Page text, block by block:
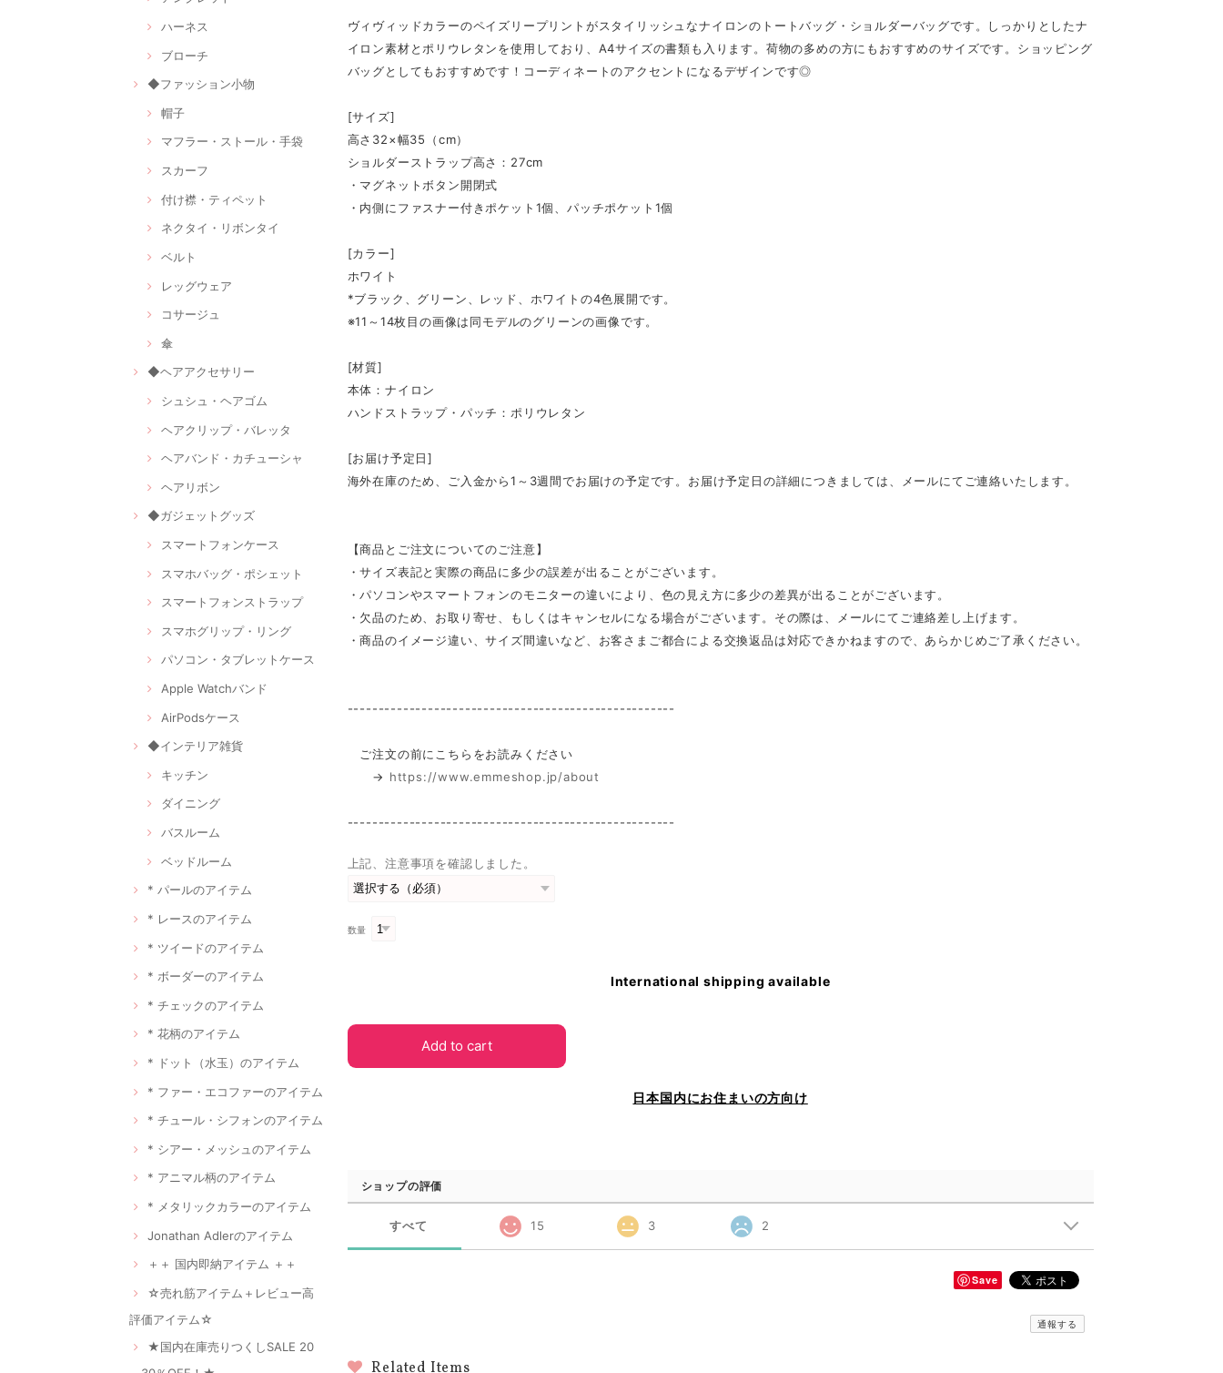
ハーネス
ブローチ
◆ファッション小物
帽子
マフラー・ストール・手袋
スカーフ
付け襟・ティペット
ネクタイ・リボンタイ
ベルト
レッグウェア
コサージュ
傘
◆ヘアアクセサリー
シュシュ・ヘアゴム
ヘアクリップ・バレッタ
ヘアバンド・カチューシャ
ヘアリボン
◆ガジェットグッズ
スマートフォンケース
スマホバッグ・ポシェット
スマートフォンストラップ
スマホグリップ・リング
パソコン・タブレットケース
Apple Watchバンド
AirPodsケース
◆インテリア雑貨
キッチン
ダイニング
バスルーム
ベッドルーム
* パールのアイテム
* レースのアイテム
* ツイードのアイテム
* ボーダーのアイテム
* チェックのアイテム
* 花柄のアイテム
* ドット（水玉）のアイテム
* ファー・エコファーのアイテム
* チュール・シフォンのアイテム
* シアー・メッシュのアイテム
* アニマル柄のアイテム
* メタリックカラーのアイテム
Jonathan Adlerのアイテム
＋＋ 国内即納アイテム ＋＋
☆売れ筋アイテム＋レビュー高
評価アイテム☆
★国内在庫売りつくしSALE 20
ヴィヴィッドカラーのペイズリープリントがスタイリッシュなナイロンのトートバッグ・ショルダーバッグです。しっかりとしたナ
イロン素材とポリウレタンを使用しており、A4サイズの書類も入ります。荷物の多めの方にもおすすめのサイズです。ショッピング
バッグとしてもおすすめです！コーディネートのアクセントになるデザインです◎
[サイズ]
高さ32×幅35（cm）
ショルダーストラップ高さ：27cm
・マグネットボタン開閉式
・内側にファスナー付きポケット1個、パッチポケット1個
[カラー]
ホワイト
*ブラック、グリーン、レッド、ホワイトの4色展開です。
※11～14枚目の画像は同モデルのグリーンの画像です。
[材質]
本体：ナイロン
ハンドストラップ・パッチ：ポリウレタン
[お届け予定日]
海外在庫のため、ご入金から1～3週間でお届けの予定です。お届け予定日の詳細につきましては、メールにてご連絡いたします。
【商品とご注文についてのご注意】
・サイズ表記と実際の商品に多少の誤差が出ることがございます。
・パソコンやスマートフォンのモニターの違いにより、色の見え方に多少の差異が出ることがございます。
・欠品のため、お取り寄せ、もしくはキャンセルになる場合がございます。その際は、メールにてご連絡差し上げます。
・商品のイメージ違い、サイズ間違いなど、お客さまご都合による交換返品は対応できかねますので、あらかじめご了承ください。
-----------------------------------------------------
ご注文の前にこちらをお読みください
→ https://www.emmeshop.jp/about
-----------------------------------------------------
上記、注意事項を確認しました。
数量
International shipping available
Add to cart
日本国内にお住まいの方向け
ショップの評価
すべて 15 3 2
Save
通報する
Related Items